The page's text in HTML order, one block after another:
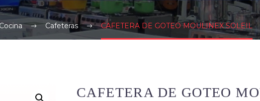
Cafeteras CAFETERA DE GOTEO MOULINEX SOLEIL
CAFETERA DE GOTEO